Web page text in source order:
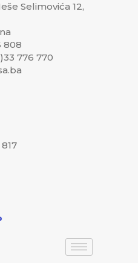
Selimovića 12,
808
776 770